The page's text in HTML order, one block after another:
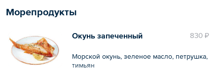
Морепродукты
830 ₽
Окунь запеченный
Морской окунь, зеленое масло, петрушка,
тимьян